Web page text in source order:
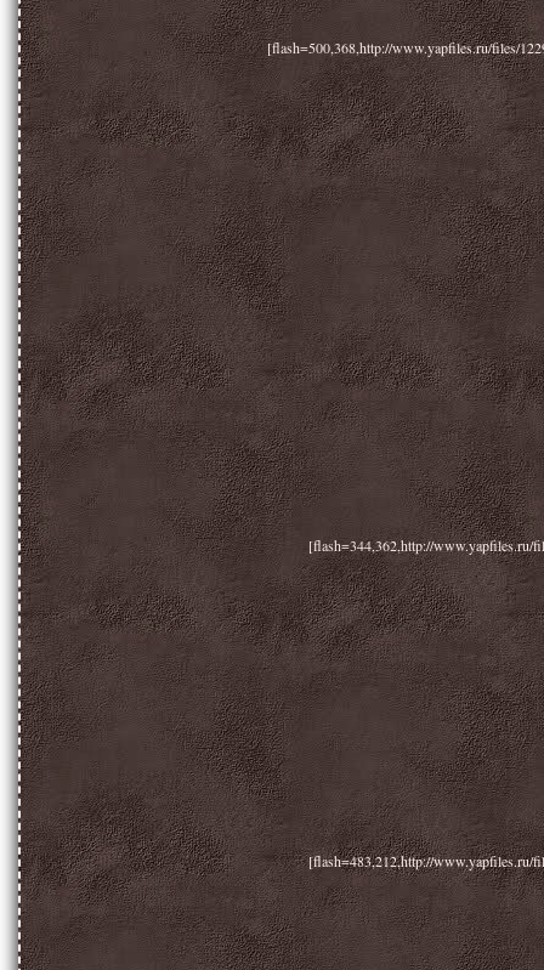
[flash=500,368,http://www.yapfiles.ru/files/
[flash=344,362,http://www.yapfiles.ru/
[flash=483,212,http://www.yapfiles.ru/